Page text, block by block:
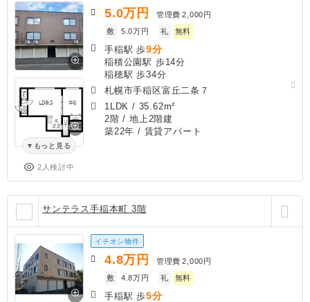
もっと見る
2人検討中
5.0万円 管理費 2,000円
敷
5.0万円 礼 無料
手稲駅 歩9分
稲積公園駅 歩14分
稲穂駅 歩34分
札幌市手稲区富丘二条７
1LDK / 35.62m²
2階 / 地上2階建
築22年 / 賃貸アパート
サンテラス手稲本町 3階
イチオシ物件
4.8万円 管理費 2,000円
敷
4.8万円 礼 無料
手稲駅 歩5分